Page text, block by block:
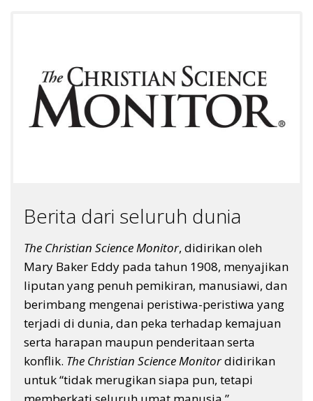
Berita dari seluruh dunia
The Christian Science Monitor, didirikan oleh
Mary Baker Eddy pada tahun 1908, menyajikan
liputan yang penuh pemikiran, manusiawi, dan
berimbang mengenai peristiwa-peristiwa yang
terjadi di dunia, dan peka terhadap kemajuan
serta harapan maupun penderitaan serta
konflik. The Christian Science Monitordidirikan
untuk “tidak merugikan siapa pun, tetapi